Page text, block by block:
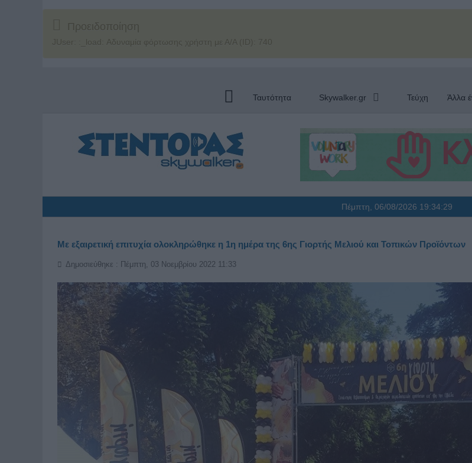
Προειδοποίηση
JUser: :_load: Αδυναμία φόρτωσης χρήστη με Α/Α (ID): 740
Ταυτότητα Skywalker.gr Τεύχη Άλλα
Πέμπτη, 06/08/2026 19:34:30
Με εξαιρετική επιτυχία ολοκληρώθηκε η 1η ημέρα της 6ης Γιορτής Μελιού και Τοπικών Προϊόντων
Δημοσιεύθηκε : Πέμπτη, 03 Νοεμβρίου 2022 11:33